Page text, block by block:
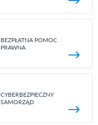
BEZPŁATNA POMOC
PRAWNA
CYBERBEZPIECZNY
SAMORZĄD